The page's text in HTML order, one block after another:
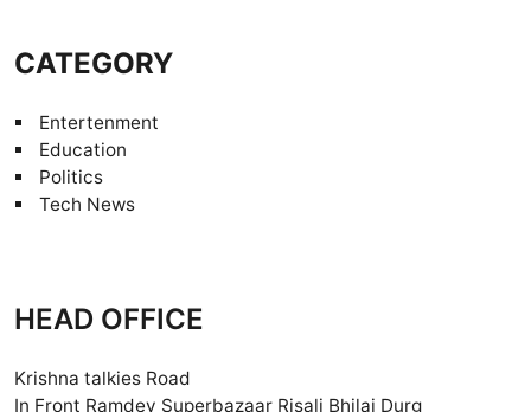
CATEGORY
Entertenment
Education
Politics
Tech News
HEAD OFFICE
Krishna talkies Road
In Front Ramdev Superbazaar Risali Bhilai Durg